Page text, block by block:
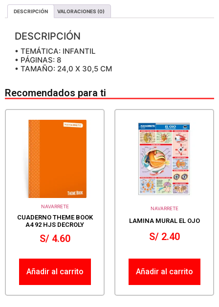
DESCRIPCIÓN VALORACIONES (0)
DESCRIPCIÓN
• TEMÁTICA: INFANTIL
• PÁGINAS: 8
• TAMAÑO: 24,0 X 30,5 CM
Recomendados para ti
NAVARRETE
CUADERNO THEME BOOK
A4 92 HJS DECROLY
S/4.60
Añadir al carrito
NAVARRETE
LAMINA MURAL EL OJO
S/2.40
Añadir al carrito